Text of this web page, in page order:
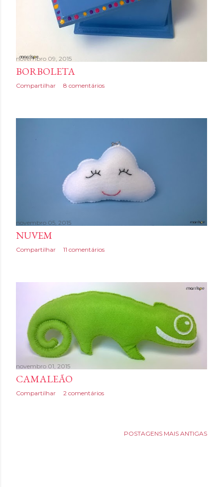
novembro 09, 2015
BORBOLETA
Compartilhar 8 comentários
novembro 05, 2015
NUVEM
Compartilhar 11 comentários
novembro 01, 2015
CAMALEÃO
Compartilhar 2 comentários
POSTAGENS MAIS ANTIGAS